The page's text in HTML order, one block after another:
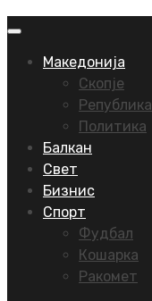
Primary
Македонија
Скопје
Република
Политика
Балкан
Свет
Бизнис
Спорт
Фудбал
Кошарка
Ракомет